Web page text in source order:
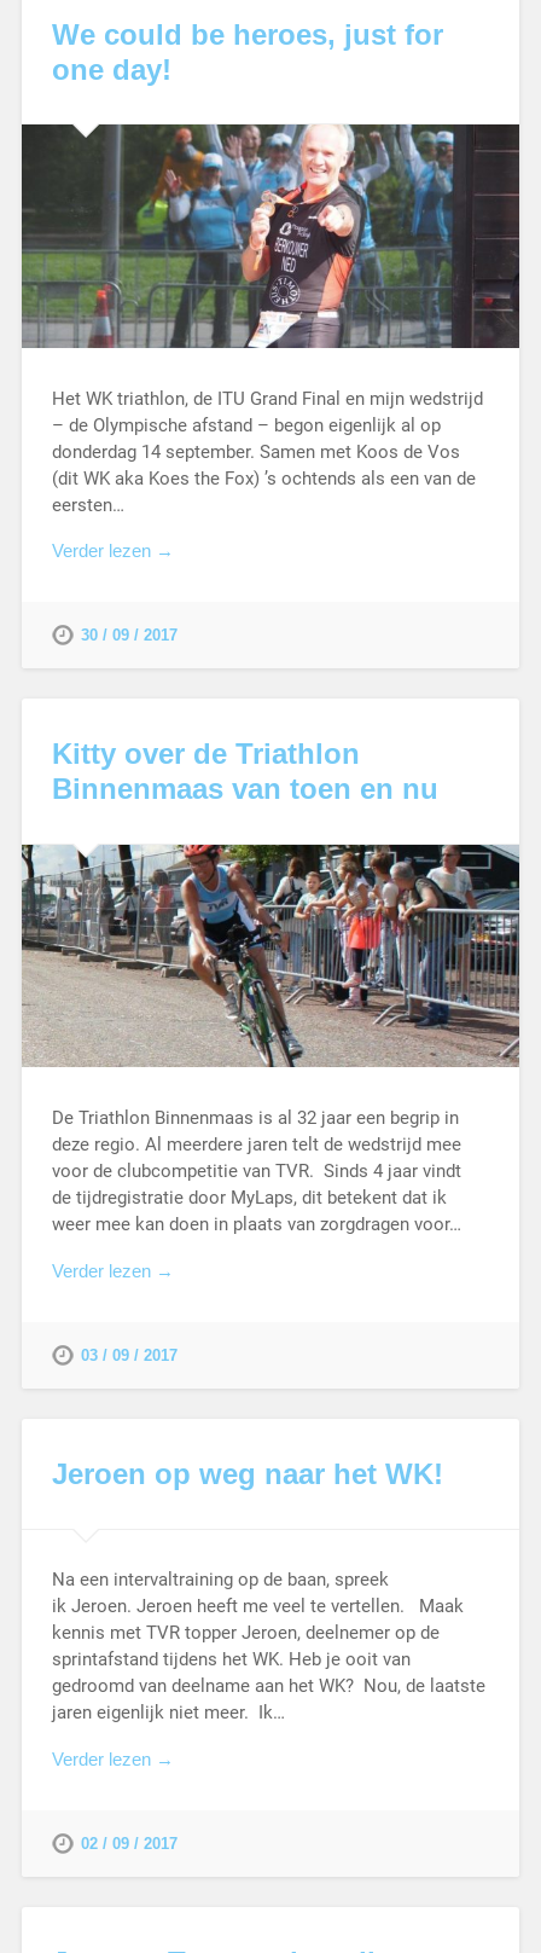
We could be heroes, just for
one day!
Het WK triathlon, de ITU Grand Final en mijn wedstrijd
– de Olympische afstand – begon eigenlijk al op
donderdag 14 september. Samen met Koos de Vos
(dit WK aka Koes the Fox) ’s ochtends als een van de
eersten…
Verder lezen →
30 / 09 / 2017
Kitty over de Triathlon
Binnenmaas van toen en nu
De Triathlon Binnenmaas is al 32 jaar een begrip in
deze regio. Al meerdere jaren telt de wedstrijd mee
voor de clubcompetitie van TVR. Sinds 4 jaar vindt
de tijdregistratie door MyLaps, dit betekent dat ik
weer mee kan doen in plaats van zorgdragen voor…
Verder lezen →
03 / 09 / 2017
Jeroen op weg naar het WK!
Na een intervaltraining op de baan, spreek
ik Jeroen. Jeroen heeft me veel te vertellen. Maak
kennis met TVR topper Jeroen, deelnemer op de
sprintafstand tijdens het WK. Heb je ooit van
gedroomd van deelname aan het WK? Nou, de laatste
jaren eigenlijk niet meer. Ik…
Verder lezen →
02 / 09 / 2017